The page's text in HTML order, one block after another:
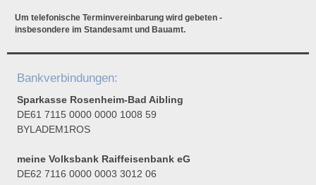
Um telefonische Terminvereinbarung wird gebeten -
insbesondere im Standesamt und Bauamt.
Bankverbindungen:
Sparkasse Rosenheim-Bad Aibling
DE61 7115 0000 0000 1008 59
BYLADEM1ROS
meine Volksbank Raiffeisenbank eG
DE62 7116 0000 0003 3012 06